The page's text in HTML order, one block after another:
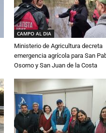
CAMPO AL DIA
Ministerio de Agricultura decreta
emergencia agrícola para San
Osorno y San Juan de la Costa